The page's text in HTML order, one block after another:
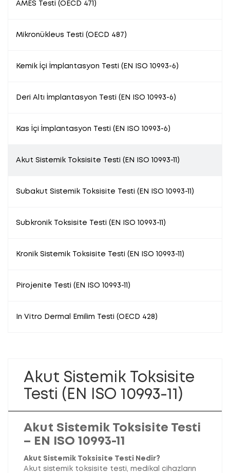
AMES Testi (OECD 471)
Mikronükleus Testi (OECD 487)
Kemik İçi İmplantasyon Testi (EN ISO 10993-6)
Deri Altı İmplantasyon Testi (EN ISO 10993-6)
Kas İçi İmplantasyon Testi (EN ISO 10993-6)
Akut Sistemik Toksisite Testi (EN ISO 10993-11)
Subakut Sistemik Toksisite Testi (EN ISO 10993-11)
Subkronik Toksisite Testi (EN ISO 10993-11)
Kronik Sistemik Toksisite Testi (EN ISO 10993-11)
Pirojenite Testi (EN ISO 10993-11)
In Vitro Dermal Emilim Testi (OECD 428)
Akut Sistemik Toksisite
Testi (EN ISO 10993-11)
Akut Sistemik Toksisite Testi
– EN ISO 10993-11
Akut Sistemik Toksisite Testi Nedir?
Akut sistemik toksisite testi, medikal cihazların